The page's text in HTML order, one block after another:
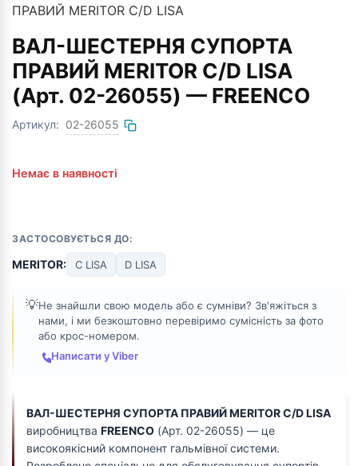
ПРАВИЙ MERITOR C/D LISA
ВАЛ-ШЕСТЕРНЯ СУПОРТА
ПРАВИЙ MERITOR C/D LISA
(Арт. 02-26055) — FREENCO
Артикул: 02-26055
ЗАСТОСОВУЄТЬСЯ ДО:
MERITOR: C LISA D LISA
💡Не знайшли свою модель або є сумніви? Зв'яжіться з
нами, і ми безкоштовно перевіримо сумісність за фото
або крос-номером.
Написати у Viber
Немає в наявності
ВАЛ-ШЕСТЕРНЯ СУПОРТА ПРАВИЙ MERITOR C/D LISA
виробництва FREENCO (Арт. 02-26055) — це
високоякісний компонент гальмівної системи.